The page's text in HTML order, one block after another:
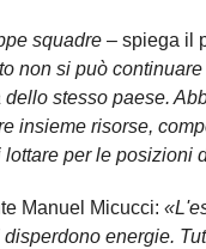
squadre – spiega il
non si può
stesso paese.
insieme risorse,
per le posizioni
Manuel Micucci:
energie.